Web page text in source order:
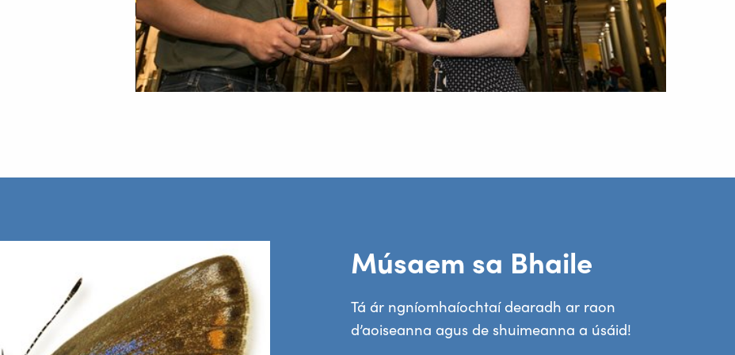
Músaem sa Bhaile
Tá ár ngníomhaíochtaí dearadh ar raon
d’aoiseanna agus de shuimeanna a úsáid!